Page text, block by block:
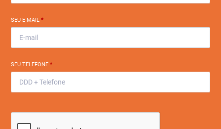
SEU E-MAIL*
SEU TELEFONE*